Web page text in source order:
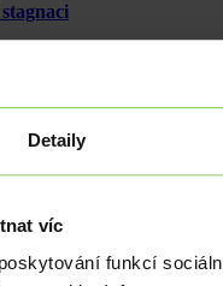
Detaily
víc
funkcí